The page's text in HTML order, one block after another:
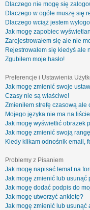
Dlaczego nie mogę się
Dlaczego w ogóle muszę się
Dlaczego wciąż jestem
Jak mogę zapobiec
Zarejestrowałem się ale nie
Rejestrowałem się kiedyś ale
Zgubiłem moje hasło!
Preferencje i Ustawienia
Jak mogę zmienić swoje
Czasy nie są właściwe!
Zmieniłem strefę czasową
Mojego języka nie ma na
Jak mogę wyświetlić obrazek
Jak mogę zmienić swoją
Kiedy klikam odnośnik email,
Problemy z Pisaniem
Jak mogę napisać temat na
Jak mogę zmienić lub usunąć
Jak mogę dodać podpis do
Jak mogę utworzyć ankietę?
Jak mogę zmienić lub usunąć